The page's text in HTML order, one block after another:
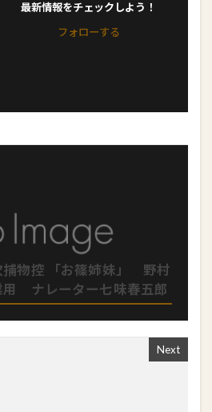
最新情報をチェックしよう！
フォローする
捕物控 「お篠姉妹」 野村
用 ナレーター七味春五郎
Next